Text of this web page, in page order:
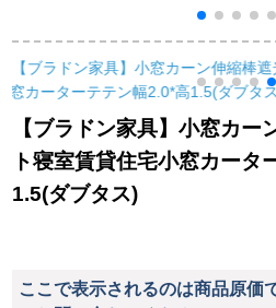
のカーターテン热帯
雨林を敷いて1.2 m(4
フルト)ベッド
光カーリング新
式ビエング寝
ヨガムオーオ
オーストリア花
蝶优雅小森系図
0025-森系花
カーン
【ブラドン家具】小窓カー
ト寝室賃貸住宅小窓カータ
1.5(ダブタス)
ここで表示されるのは商品原価